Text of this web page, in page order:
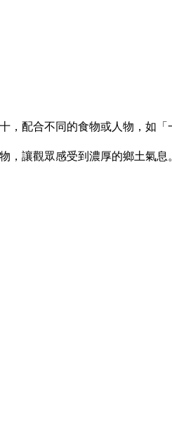
配合不同的食物或人物，如「
，讓觀眾感受到濃厚的鄉土氣